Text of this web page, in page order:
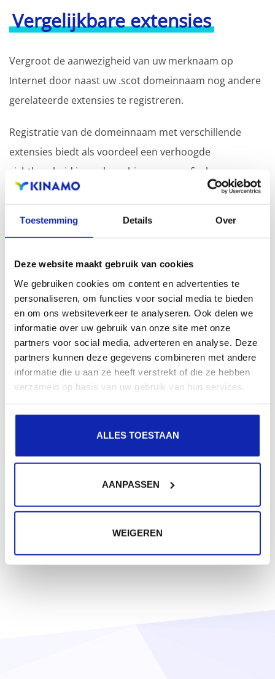
Toestemming Details Over
Deze website maakt gebruik van cookies
We gebruiken cookies om content en advertenties te
personaliseren, om functies voor social media te bieden
en om ons websiteverkeer te analyseren. Ook delen we
informatie over uw gebruik van onze site met onze
partners voor social media, adverteren en analyse. Deze
partners kunnen deze gegevens combineren met andere
informatie die u aan ze heeft verstrekt of die ze hebben
verzameld op basis van uw gebruik van hun services.
ALLES TOESTAAN
AANPASSEN
WEIGEREN
Vergelijkbare extensies
Vergroot de aanwezigheid van uw merknaam op
Internet door naast uw .scot domeinnaam nog andere
gerelateerde extensies te registreren.
Registratie van de domeinnaam met verschillende
extensies biedt als voordeel een verhoogde
zichtbaarheid in zoekmachines, geografische
aanwezigheid en verbeterde aanwezigheid bij lokale